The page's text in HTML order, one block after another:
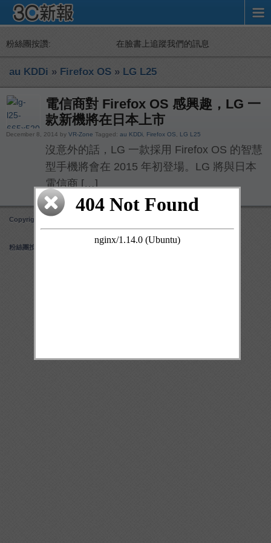
粉絲團按讚: 在臉書上追蹤我們的訊息
au KDDi » Firefox OS » LG L25
電信商對 Firefox OS 感興趣，LG 一
款新機將在日本上市
December 8, 2014 by VR-Zone Tagged: au KDDi Firefox OS LG L25
沒意外的話，LG 一款採用 Firefox OS 的智慧
型手機將會在 2015 年初登場。LG 將與日本
電信商 […]
Copyright 3C 新報
Obox Mobile Framework created by Obox Design
粉絲團按讚: